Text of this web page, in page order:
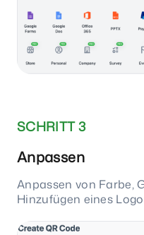
SCHRITT 3
Anpassen
Anpassen von Farbe,
Hinzufügen eines